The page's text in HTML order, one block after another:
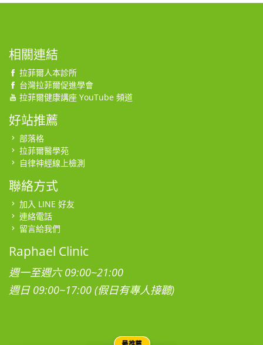
相關連結
拉菲爾人本診所
台灣拉菲爾促進學會
拉菲爾健康講座 YouTube 頻道
好站推薦
部落格
拉菲爾醫學苑
自律神經線上檢測
聯絡方式
加入 LINE 好友
連絡電話
留言給我們
Raphael Clinic
週一至週六 09:00~21:00
週日 09:00~17:00 (假日有專人接聽)